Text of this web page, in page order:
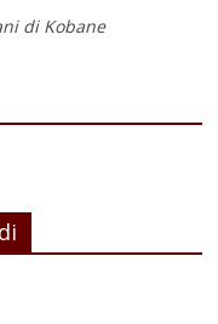
di Kobane